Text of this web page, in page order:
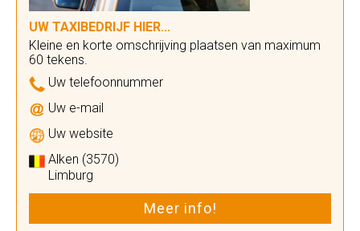
UW TAXIBEDRIJF HIER...
Kleine en korte omschrijving plaatsen van maximum
60 tekens.
Uw telefoonnummer
Uw e-mail
Uw website
Alken (3570)
Limburg
Meer info!